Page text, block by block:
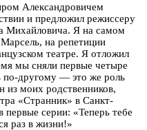
Александровичем
и предложил режиссеру
Михайловича. Я на самом
на репетиции
театре. Я отложил
мы сняли первые четыре
по-другому — это же роль
из моих родственников,
«Странник» в Санкт-
первые серии: «Теперь тебе
раз в жизни!»